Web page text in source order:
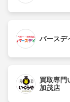
バースデ
買取専門
加茂店